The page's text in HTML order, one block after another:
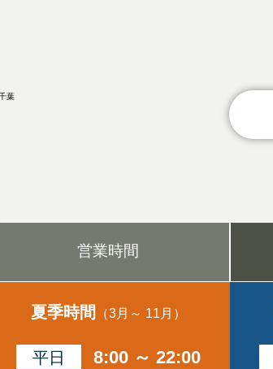
営業時間
夏季時間 （3月～ 11月）
平日 8:00 ～ 22:00